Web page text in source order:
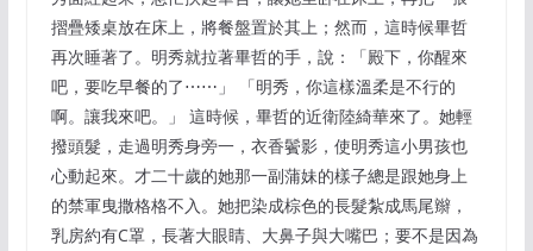
摺疊矮桌放在床上，將餐盤置於其上；然而，這時候畢哲
再次睡著了。明秀就拉著畢哲的手，說：「殿下，你醒來
吧，要吃早餐的了⋯⋯」 「明秀，你這樣溫柔是不行的
啊。讓我來吧。」 這時候，畢哲的近衛陸綺華來了。她輕
撥頭髮，走過明秀身旁一，衣香鬢影，使明秀這小男孩也
心動起來。才二十歲的她那一副蒲妹的樣子總是跟她身上
的禁軍曳撒格格不入。她把染成棕色的長髮紮成馬尾辮，
乳房約有C罩，長著大眼睛、大鼻子與大嘴巴；要不是因為